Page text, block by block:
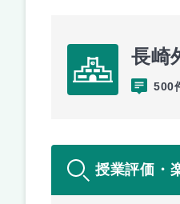
長崎
500
授業評価・